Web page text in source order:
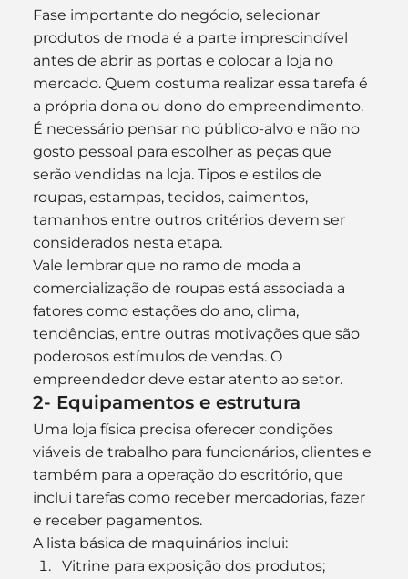
Fase importante do negócio, selecionar
produtos de moda é a parte imprescindível
antes de abrir as portas e colocar a loja no
mercado. Quem costuma realizar essa tarefa é
a própria dona ou dono do empreendimento.
É necessário pensar no público-alvo e não no
gosto pessoal para escolher as peças que
serão vendidas na loja. Tipos e estilos de
roupas, estampas, tecidos, caimentos,
tamanhos entre outros critérios devem ser
considerados nesta etapa.
Vale lembrar que no ramo de moda a
comercialização de roupas está associada a
fatores como estações do ano, clima,
tendências, entre outras motivações que são
poderosos estímulos de vendas. O
empreendedor deve estar atento ao setor.
2- Equipamentos e estrutura
Uma loja física precisa oferecer condições
viáveis de trabalho para funcionários, clientes e
também para a operação do escritório, que
inclui tarefas como receber mercadorias, fazer
e receber pagamentos.
A lista básica de maquinários inclui:
Vitrine para exposição dos produtos;